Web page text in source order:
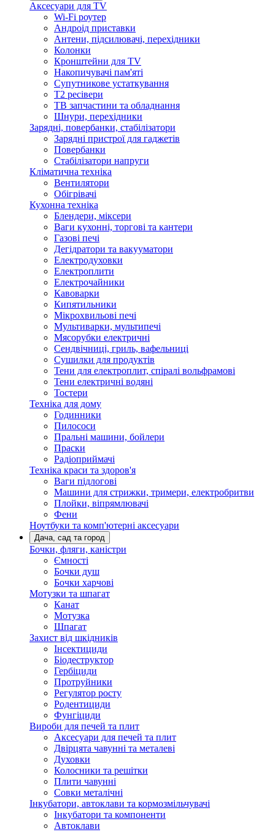
Аксесуари для TV
Wi-Fi роутер
Андроід приставки
Антени, підсилювачі, перехідники
Колонки
Кронштейни для TV
Накопичувачі пам'яті
Супутникове устаткування
Т2 ресівери
ТВ запчастини та обладнання
Шнури, перехідники
Зарядні, повербанки, стабілізатори
Зарядні пристрої для гаджетів
Повербанки
Стабілізатори напруги
Кліматична техніка
Вентилятори
Обігрівачі
Кухонна техніка
Блендери, міксери
Ваги кухонні, торгові та кантери
Газові печі
Дегідратори та вакууматори
Електродуховки
Електроплити
Електрочайники
Кавоварки
Кипятильники
Мікрохвильові печі
Мультиварки, мультипечі
Мясорубки електричні
Сендвічниці, гриль, вафельниці
Сушилки для продуктів
Тени для електроплит, спіралі вольфрамові
Тени електричні водяні
Тостери
Техніка для дому
Годинники
Пилососи
Пральні машини, бойлери
Праски
Радіоприймачі
Техніка краси та здоров'я
Ваги підлогові
Машини для стрижки, тримери, електробритви
Плойки, віпрямлювачі
Фени
Ноутбуки та комп'ютерні аксесуари
Дача, сад та город
Бочки, фляги, каністри
Ємності
Бочки душ
Бочки харчові
Мотузки та шпагат
Канат
Мотузка
Шпагат
Захист від шкідників
Інсектициди
Біодеструктор
Гербіциди
Протруйники
Регулятор росту
Родентициди
Фунгіциди
Вироби для печей та плит
Аксесуари для печей та плит
Двірцята чавунні та металеві
Духовки
Колосники та решітки
Плити чавунні
Совки металічні
Інкубатори, автоклави та кормозмільчувачі
Інкубатори та компоненти
Автоклави